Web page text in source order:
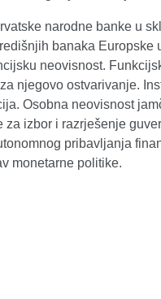
narodne banke u
banaka Europske
neovisnost.
njegovo ostvarivanje.
Osobna neovisnost
za izbor i razrješenje
pribavljanja
monetarne politike.